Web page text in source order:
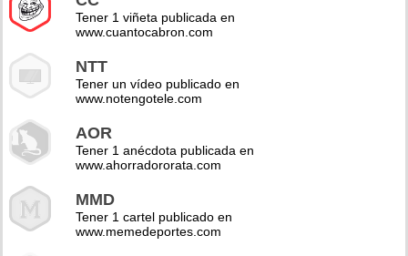
Tener 1 viñeta publicada en
www.cuantocabron.com
NTT
Tener un vídeo publicado en
www.notengotele.com
AOR
Tener 1 anécdota publicada en
www.ahorradororata.com
MMD
Tener 1 cartel publicado en
www.memedeportes.com